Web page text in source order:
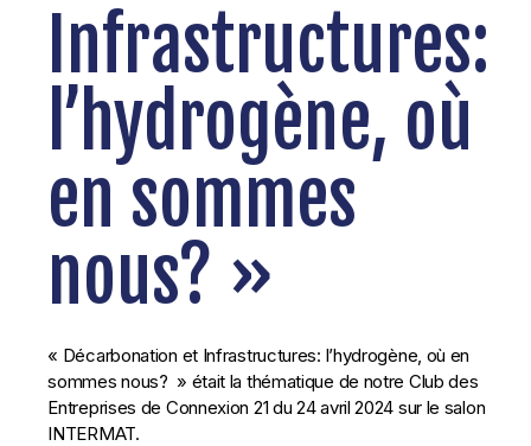
Infrastructures:
l’hydrogène, où
en sommes
nous? »
« Décarbonation et Infrastructures: l’hydrogène, où en
sommes nous? » était la thématique de notre Club des
Entreprises de Connexion 21 du 24 avril 2024 sur le salon
INTERMAT.